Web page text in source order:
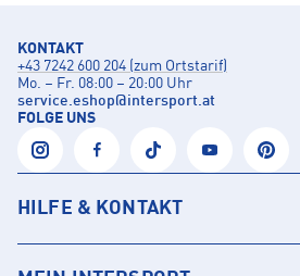
KONTAKT
+43 7242 600 204 (zum Ortstarif)
Mo. – Fr. 08:00 – 20:00 Uhr
service.eshop@intersport.at
FOLGE UNS
HILFE & KONTAKT